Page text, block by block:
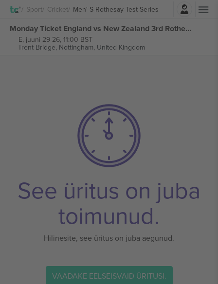
Sport Cricket Men' S Rothesay Test Series
Logi sisse
Monday Ticket England vs New Zealand 3rd Rothesay Test Series piletid
E, juuni 29 26, 11:00 BST
Trent Bridge, Nottingham, United Kingdom
See üritus on juba
toimunud.
Hilinesite, see üritus on juba aegunud.
VAADAKE EELSEISVAID ÜRITUSI.